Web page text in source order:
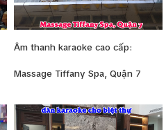
Âm thanh karaoke cao cấp:
Massage Tiffany Spa, Quận 7